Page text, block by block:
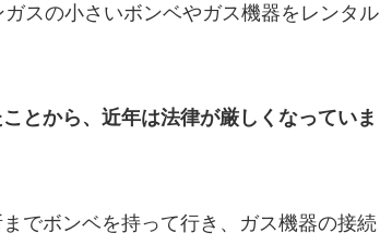
スの小さいボンベやガス機器をレンタル
とから、近年は法律が厳しくなっていま
でボンベを持って行き、ガス機器の接続